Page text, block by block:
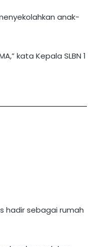
anak-
kata Kepala SLBN 1
hadir sebagai rumah